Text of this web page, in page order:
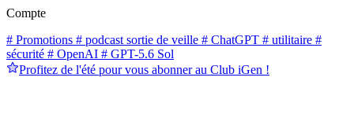
Compte
# Promotions # podcast sortie de veille # ChatGPT # utilitaire #
sécurité # OpenAI # GPT-5.6 Sol
Profitez de l'été pour vous abonner au Club iGen !